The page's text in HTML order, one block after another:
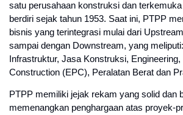
satu perusahaan konstruksi dan
berdiri sejak tahun 1953. Saat ini, PTPP
bisnis yang terintegrasi mulai dari
sampai dengan Downstream, yang
Infrastruktur, Jasa Konstruksi,
Construction (EPC), Peralatan Berat dan
PTPP memiliki jejak rekam yang solid dan
memenangkan penghargaan atas proyek-